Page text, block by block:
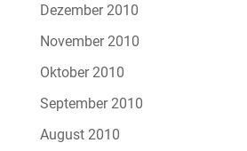
Dezember 2010
November 2010
Oktober 2010
September 2010
August 2010